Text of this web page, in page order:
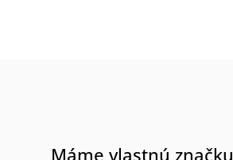
Máme vlastnú značku